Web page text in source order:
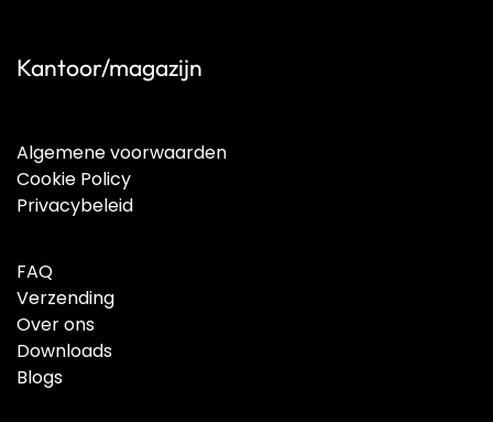
Kantoor/magazijn
Algemene voorwaarden
Cookie Policy
Privacybeleid
FAQ
Verzending
Over ons
Downloads
Blogs